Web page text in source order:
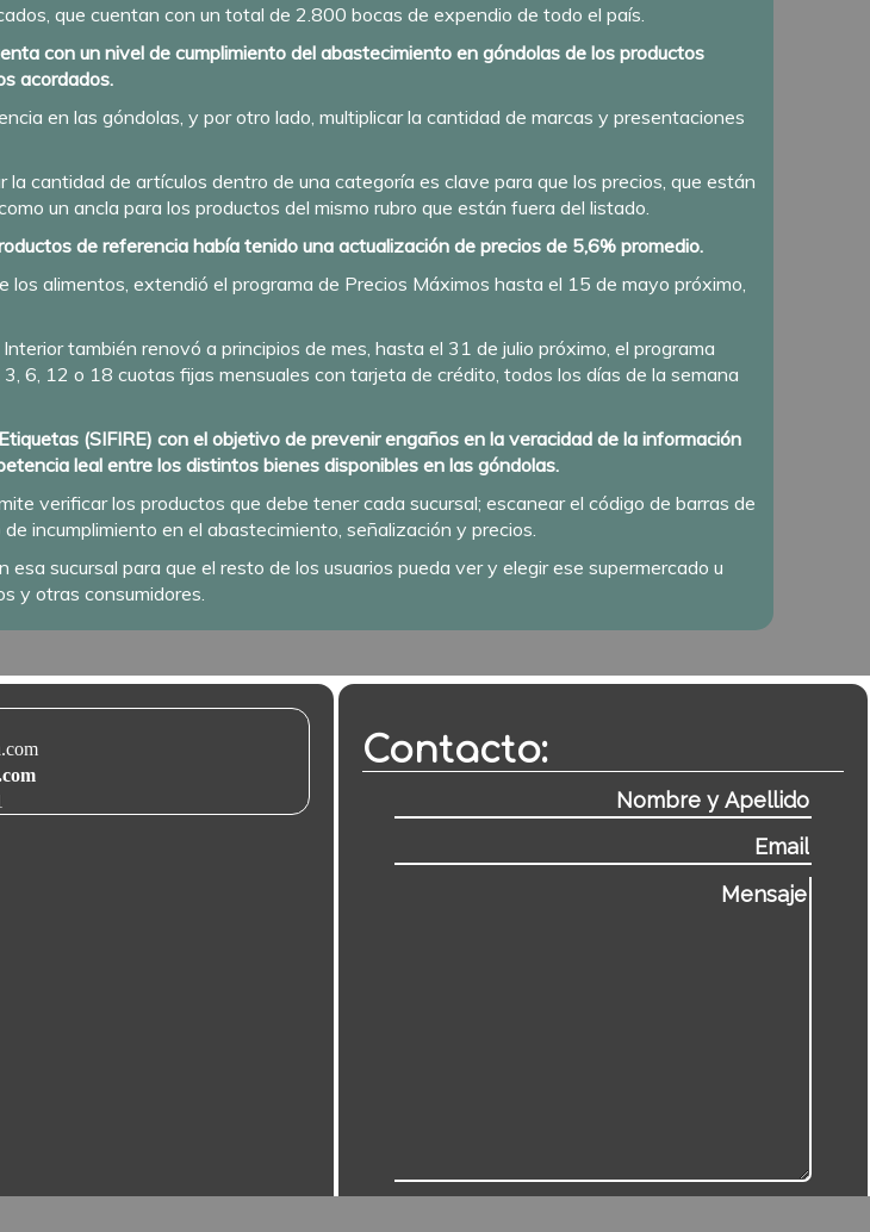
que cuentan con un total de 2.800 bocas de expendio de todo el país.
con un nivel de cumplimiento del abastecimiento en góndolas de los productos
acordados.
en las góndolas, y por otro lado, multiplicar la cantidad de marcas y presentaciones
cantidad de artículos dentro de una categoría es clave para que los precios, que están
un ancla para los productos del mismo rubro que están fuera del listado.
de referencia había tenido una actualización de precios de 5,6% promedio.
alimentos, extendió el programa de Precios Máximos hasta el 15 de mayo próximo,
también renovó a principios de mes, hasta el 31 de julio próximo, el programa
6, 12 o 18 cuotas fijas mensuales con tarjeta de crédito, todos los días de la semana
(SIFIRE) con el objetivo de prevenir engaños en la veracidad de la información
leal entre los distintos bienes disponibles en las góndolas.
verificar los productos que debe tener cada sucursal; escanear el código de barras de
incumplimiento en el abastecimiento, señalización y precios.
sucursal para que el resto de los usuarios pueda ver y elegir ese supermercado u
y otras consumidores.
Contacto: